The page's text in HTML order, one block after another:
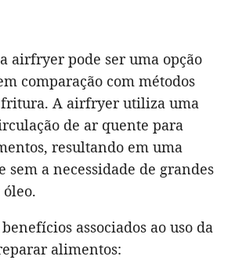
airfryer pode ser uma opção
comparação com métodos
A airfryer utiliza uma
de ar quente para
resultando em uma
sem a necessidade de grandes
associados ao uso da
alimentos: